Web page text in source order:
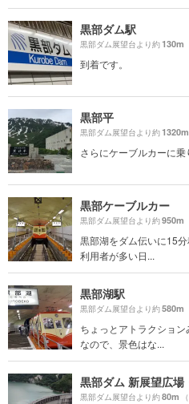
黒部ダム駅
黒部ダム展望台より約130m
到着です。
黒部平
黒部ダム展望台より約1320m
さらにケーブルカーに乗
黒部ケーブルカー
黒部ダム展望台より約950m
黒部湖をダム伝いに15分
利用者が多い日...
黒部湖駅
黒部ダム展望台より約580m
ちょっとアトラクショ
なので、景色はな...
黒部ダム 新展望広場
黒部ダム展望台より約80m